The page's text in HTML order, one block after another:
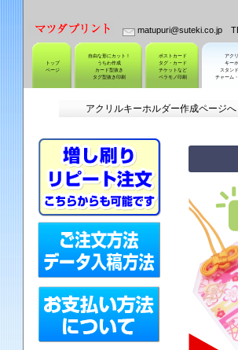
matupuri@suteki.co.jp
トップ
ページ
自由な形にカット！
うちわ作成
カード型抜き
タグ型抜き印刷
ポストカード
タグ・カード
チケットなど
ペラモノ印刷
アク
キー
スタン
チャーム
アクリルキーホルダー作成ペー